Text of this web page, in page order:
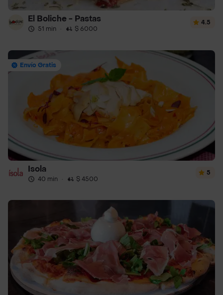
El Boliche - Pastas
51 min · $ 6000
4.5
Envío Gratis
Isola
40 min · $ 4500
5